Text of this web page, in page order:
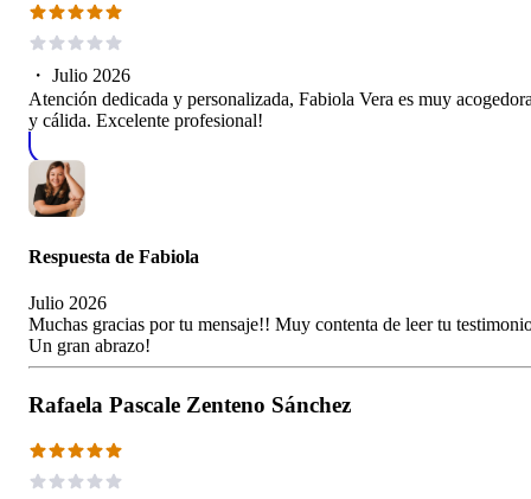
・ Julio 2026
Atención dedicada y personalizada, Fabiola Vera es muy
y cálida. Excelente profesional!
Respuesta de Fabiola
Julio 2026
Muchas gracias por tu mensaje!! Muy contenta de leer tu
Un gran abrazo!
Rafaela Pascale Zenteno Sánchez